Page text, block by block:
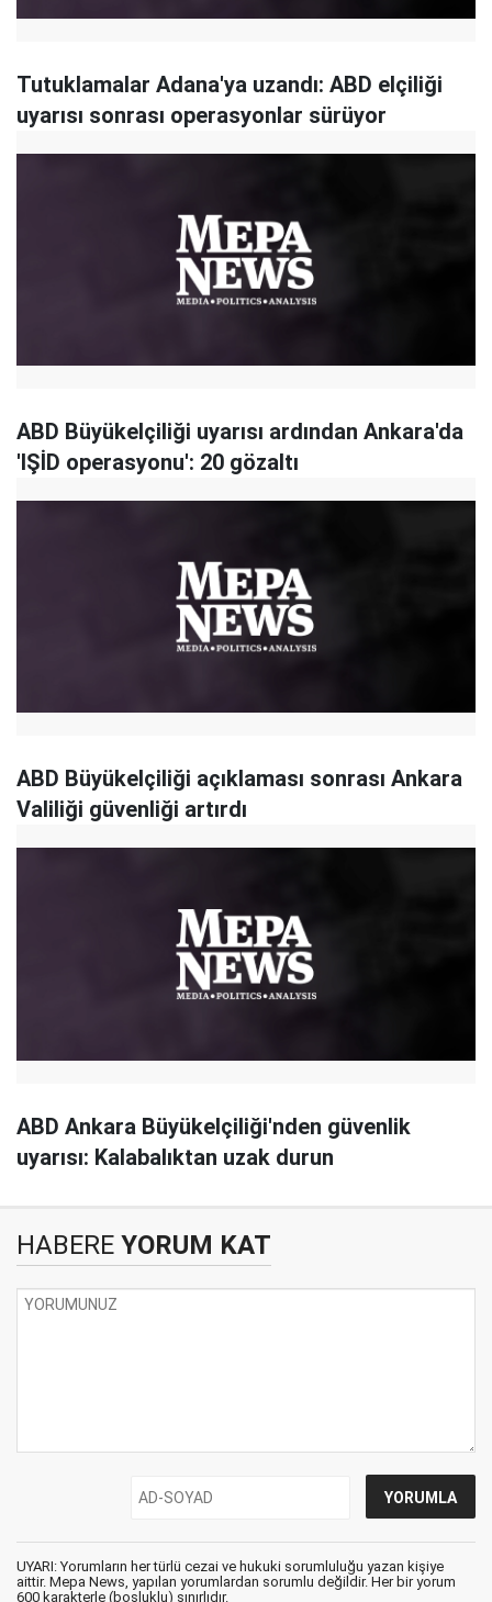
Tutuklamalar Adana'ya uzandı: ABD elçiliği
uyarısı sonrası operasyonlar sürüyor
ABD Büyükelçiliği uyarısı ardından Ankara'da
'IŞİD operasyonu': 20 gözaltı
ABD Büyükelçiliği açıklaması sonrası Ankara
Valiliği güvenliği artırdı
ABD Ankara Büyükelçiliği'nden güvenlik
uyarısı: Kalabalıktan uzak durun
HABERE YORUM KAT
UYARI: Yorumların her türlü cezai ve hukuki sorumluluğu yazan kişiye
aittir. Mepa News, yapılan yorumlardan sorumlu değildir. Her bir yorum
600 karakterle (boşluklu) sınırlıdır.